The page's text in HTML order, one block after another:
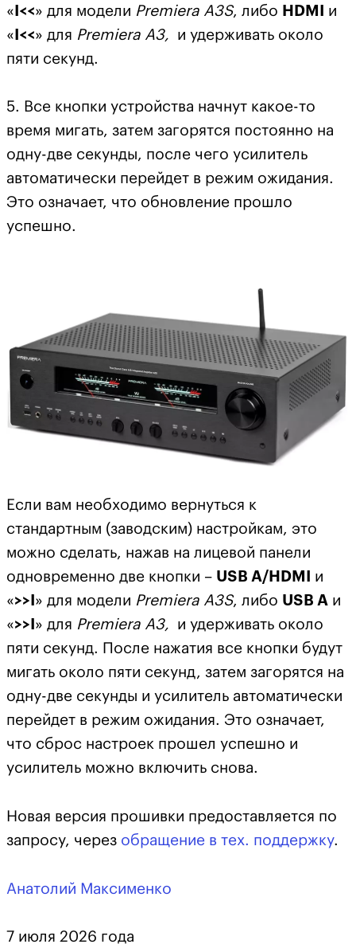
« I<<» для модели Premiera A3S, либо HDMI
и
« I<<» для Premiera A3,
и удерживать около
пяти секунд.
5. Все кнопки устройства начнут какое-то
время мигать, затем загорятся постоянно на
одну-две секунды, после чего усилитель
автоматически перейдет в режим ожидания.
Это означает, что обновление прошло
успешно.
Если вам необходимо вернуться к
стандартным (заводским) настройкам, это
можно сделать, нажав на лицевой панели
одновременно две кнопки – USB A/HDMI
и
«>> » для модели Premiera A3S, либо USB A и
«>> » для Premiera A3,
и удерживать около
пяти секунд. После нажатия все кнопки будут
мигать около пяти секунд, затем загорятся на
одну-две секунды и усилитель автоматически
перейдет в режим ожидания. Это означает,
что сброс настроек прошел успешно и
усилитель можно включить снова.
Новая версия прошивки предоставляется по
запросу, через обращение в тех. поддержку.
Анатолий Максименко
7 июля 2026 года